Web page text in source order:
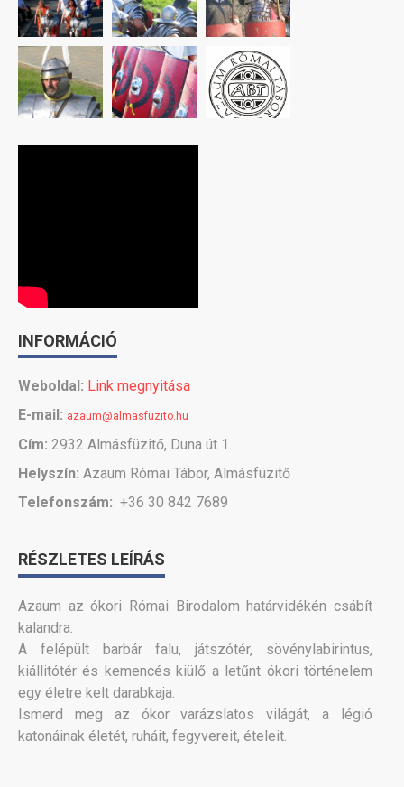
INFORMÁCIÓ
Weboldal: Link megnyitása
E-mail: azaum@almasfuzito.hu
Cím: 2932 Almásfüzitő, Duna út 1.
Helyszín: Azaum Római Tábor, Almásfüzitő
Telefonszám: +36 30 842 7689
RÉSZLETES LEÍRÁS
Azaum az ókori Római Birodalom határvidékén csábít
kalandra.
A felépült barbár falu, játszótér, sövénylabirintus,
kiállitótér és kemencés kiülő a letűnt ókori történelem
egy életre kelt darabkaja.
Ismerd meg az ókor varázslatos világát, a légió
katonáinak életét, ruháit, fegyvereit, ételeit.